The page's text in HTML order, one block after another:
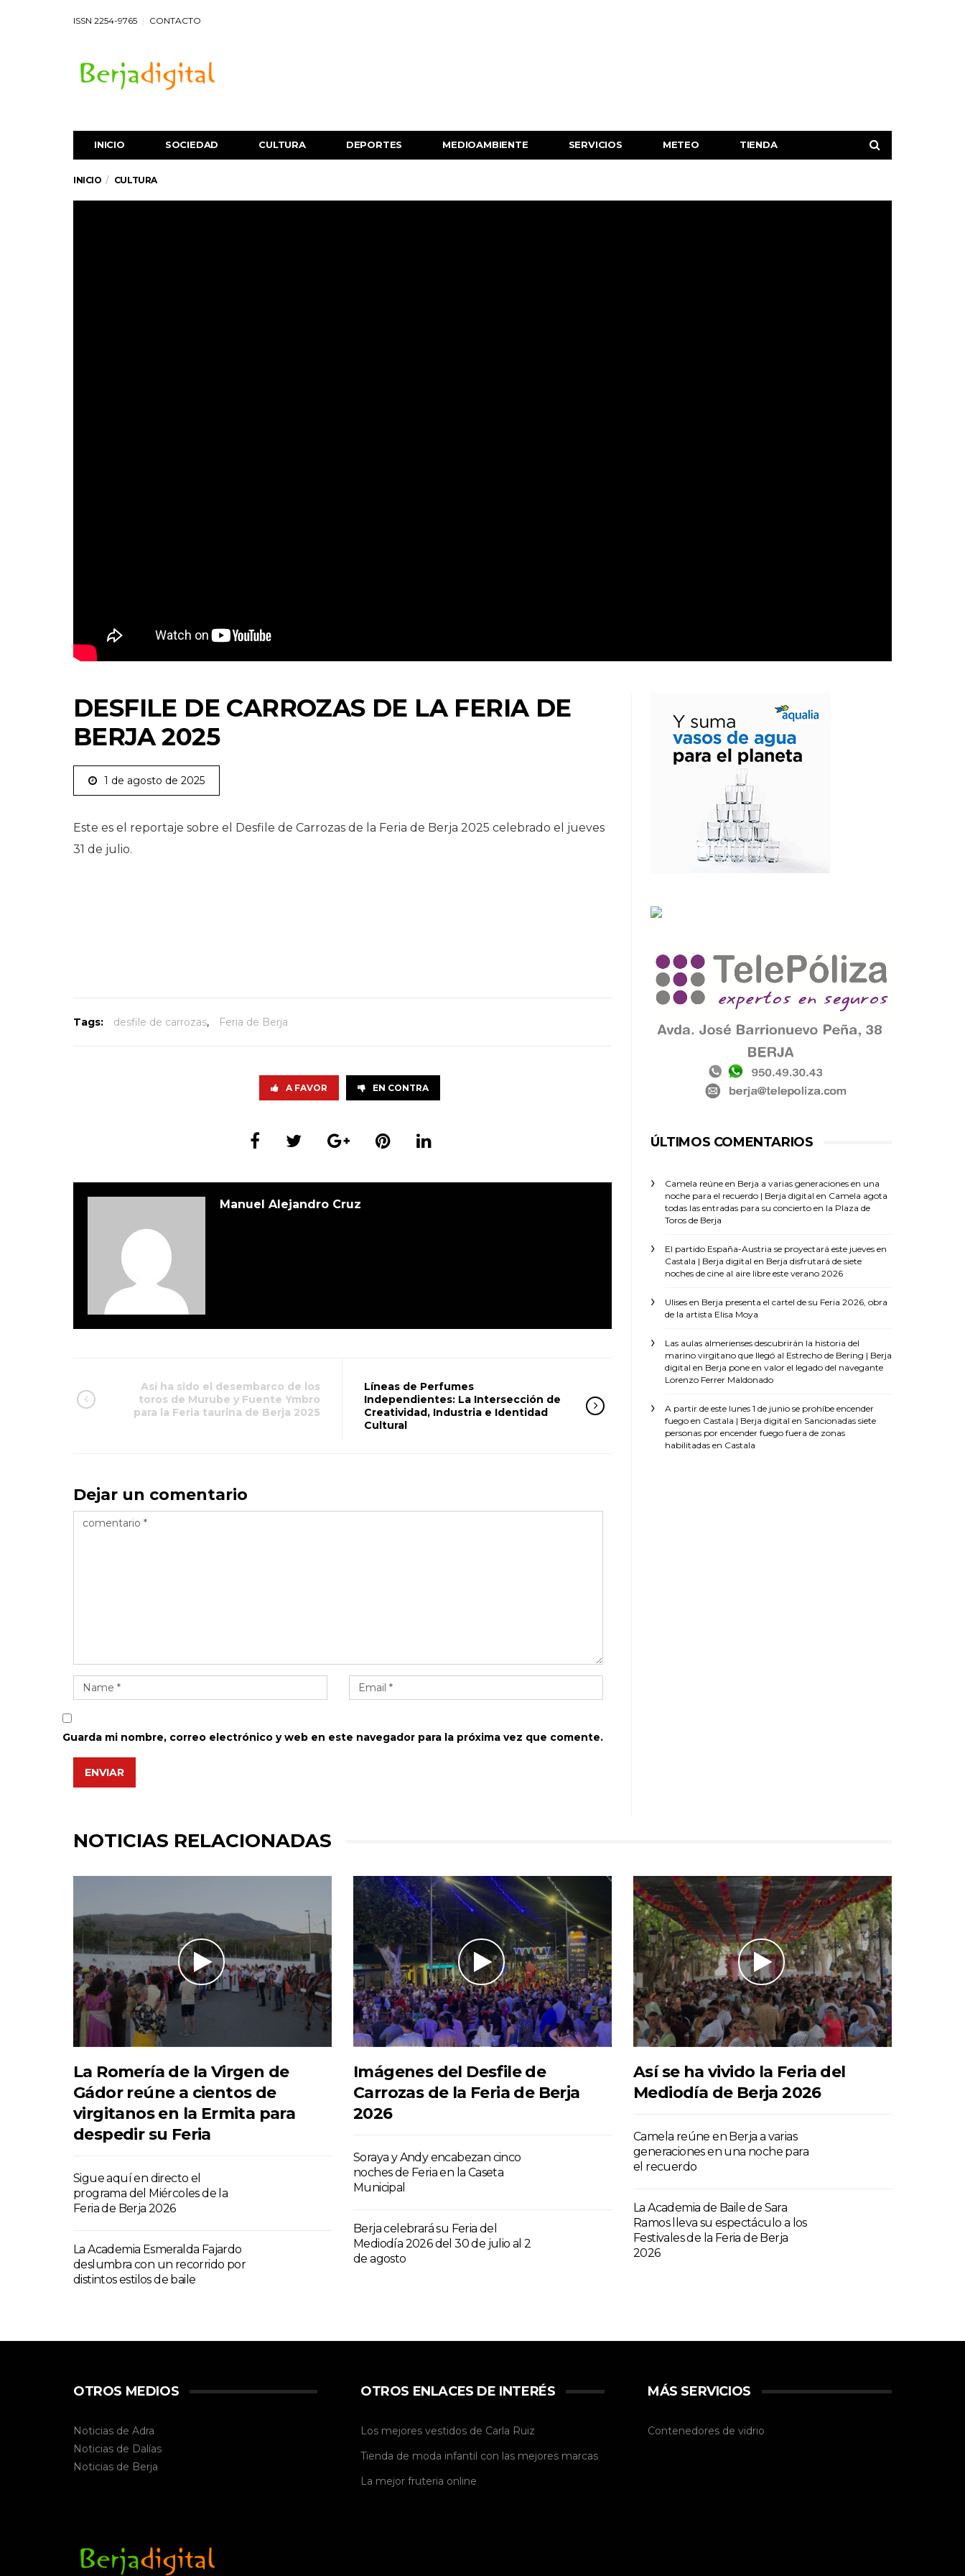
ISSN 2254-9765 CONTACTO
INICIO SOCIEDAD CULTURA DEPORTES MEDIOAMBIENTE SERVICIOS METEO TIENDA
INICIO CULTURA
DESFILE DE CARROZAS DE LA FERIA DE
BERJA 2025
1 de agosto de 2025
Este es el reportaje sobre el Desfile de Carrozas de la Feria de Berja 2025 celebrado el jueves
31 de julio.
Tags: desfile de carrozas, Feria de Berja
A FAVOR EN CONTRA
Manuel Alejandro Cruz
Así ha sido el desembarco de los
toros de Murube y Fuente Ymbro
para la Feria taurina de Berja 2025
Líneas de Perfumes
Independientes: La Intersección de
Creatividad, Industria e Identidad
Cultural
Dejar un comentario
Guarda mi nombre, correo electrónico y web en este navegador para la próxima vez que comente.
ENVIAR
ÚLTIMOS COMENTARIOS
Camela reúne en Berja a varias generaciones en una
noche para el recuerdo | Berja digital en Camela agota
todas las entradas para su concierto en la Plaza de
Toros de Berja
El partido España-Austria se proyectará este jueves en
Castala | Berja digital en Berja disfrutará de siete
noches de cine al aire libre este verano 2026
Ulises en Berja presenta el cartel de su Feria 2026, obra
de la artista Elisa Moya
Las aulas almerienses descubrirán la historia del
marino virgitano que llegó al Estrecho de Bering | Berja
digital en Berja pone en valor el legado del navegante
Lorenzo Ferrer Maldonado
A partir de este lunes 1 de junio se prohíbe encender
fuego en Castala | Berja digital en Sancionadas siete
personas por encender fuego fuera de zonas
habilitadas en Castala
NOTICIAS RELACIONADAS
La Romería de la Virgen de
Gádor reúne a cientos de
virgitanos en la Ermita para
despedir su Feria
Sigue aquí en directo el
programa del Miércoles de la
Feria de Berja 2026
La Academia Esmeralda Fajardo
deslumbra con un recorrido por
distintos estilos de baile
Imágenes del Desfile de
Carrozas de la Feria de Berja
2026
Soraya y Andy encabezan cinco
noches de Feria en la Caseta
Municipal
Berja celebrará su Feria del
Mediodía 2026 del 30 de julio al 2
de agosto
Así se ha vivido la Feria del
Mediodía de Berja 2026
Camela reúne en Berja a varias
generaciones en una noche para
el recuerdo
La Academia de Baile de Sara
Ramos lleva su espectáculo a los
Festivales de la Feria de Berja
2026
OTROS MEDIOS
Noticias de Adra
Noticias de Dalías
Noticias de Berja
OTROS ENLACES DE INTERÉS
Los mejores vestidos de Carla Ruiz
Tienda de moda infantil con las mejores marcas
La mejor fruteria online
MÁS SERVICIOS
Contenedores de vidrio